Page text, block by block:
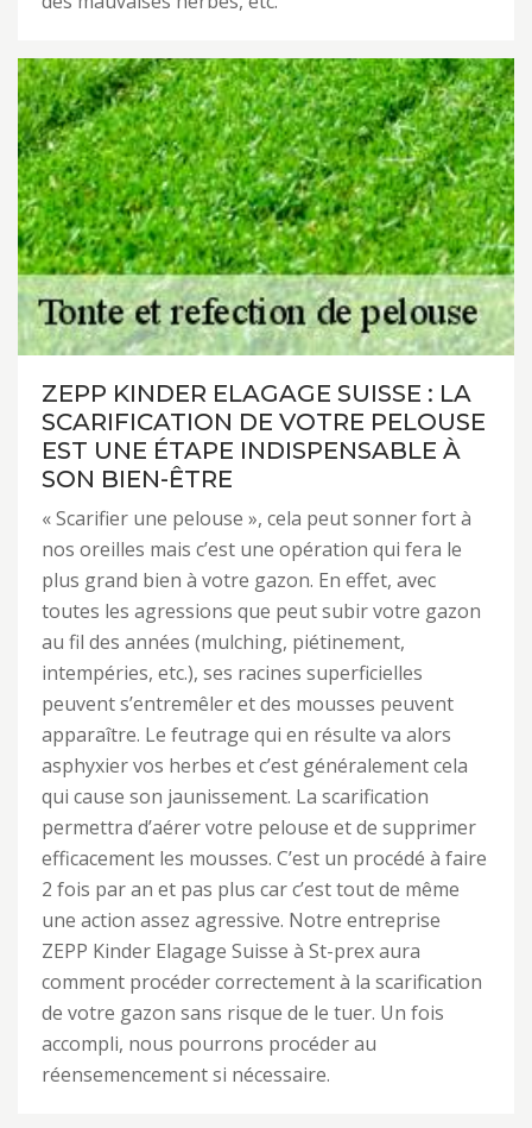
ZEPP KINDER ELAGAGE SUISSE : LA
SCARIFICATION DE VOTRE PELOUSE
EST UNE ÉTAPE INDISPENSABLE À
SON BIEN-ÊTRE
« Scarifier une pelouse », cela peut sonner fort à
nos oreilles mais c’est une opération qui fera le
plus grand bien à votre gazon. En effet, avec
toutes les agressions que peut subir votre gazon
au fil des années (mulching, piétinement,
intempéries, etc.), ses racines superficielles
peuvent s’entremêler et des mousses peuvent
apparaître. Le feutrage qui en résulte va alors
asphyxier vos herbes et c’est généralement cela
qui cause son jaunissement. La scarification
permettra d’aérer votre pelouse et de supprimer
efficacement les mousses. C’est un procédé à faire
2 fois par an et pas plus car c’est tout de même
une action assez agressive. Notre entreprise
ZEPP Kinder Elagage Suisse à St-prex aura
comment procéder correctement à la scarification
de votre gazon sans risque de le tuer. Un fois
accompli, nous pourrons procéder au
réensemencement si nécessaire.